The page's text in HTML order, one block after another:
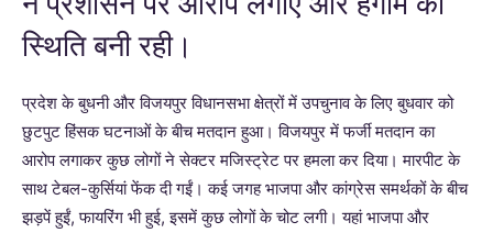
स्थिति बनी रही।
प्रदेश के बुधनी और विजयपुर विधानसभा क्षेत्रों में उपचुनाव के लिए बुधवार को
छुटपुट हिंसक घटनाओं के बीच मतदान हुआ। विजयपुर में फर्जी मतदान का
आरोप लगाकर कुछ लोगों ने सेक्टर मजिस्ट्रेट पर हमला कर दिया। मारपीट के
साथ टेबल-कुर्सियां फेंक दी गईं। कई जगह भाजपा और कांग्रेस समर्थकों के बीच
झड़पें हुईं, फायरिंग भी हुई, इसमें कुछ लोगों के चोट लगी। यहां भाजपा और